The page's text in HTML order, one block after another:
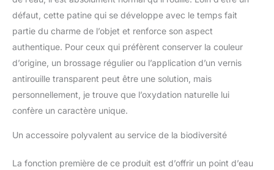
défaut, cette patine qui se développe avec le temps fait
partie du charme de l’objet et renforce son aspect
authentique. Pour ceux qui préfèrent conserver la couleur
d’origine, un brossage régulier ou l’application d’un vernis
antirouille transparent peut être une solution, mais
personnellement, je trouve que l’oxydation naturelle lui
confère un caractère unique.
Un accessoire polyvalent au service de la biodiversité
La fonction première de ce produit est d’offrir un point d’eau